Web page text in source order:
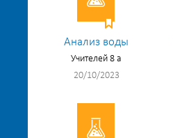
Анализ воды
Учителей 8 а
20/10/2023